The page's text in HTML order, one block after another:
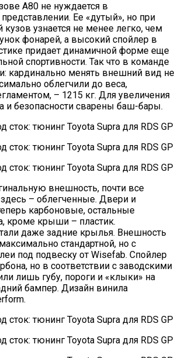
A80 не нуждается в
Ее «дутый», но при
узнается не менее легко, чем
фонарей, а высокий спойлер в
придает динамичной форме еще
спортивности. Так что в команде
кардинально менять внешний вид не
облегчили до веса,
– 1215 кг. Для увеличения
и безопасности сварены баш-бары.
внешность, почти все
– облегченные. Двери и
карбоновые, остальные
кроме крыши – пластик.
даже задние крылья. Внешность
стандартной, но с
под подвеску от Wisefab. Спойлер
но в соответствии с заводскими
лишь губу, пороги и «клыки» на
бампер. Дизайн винила